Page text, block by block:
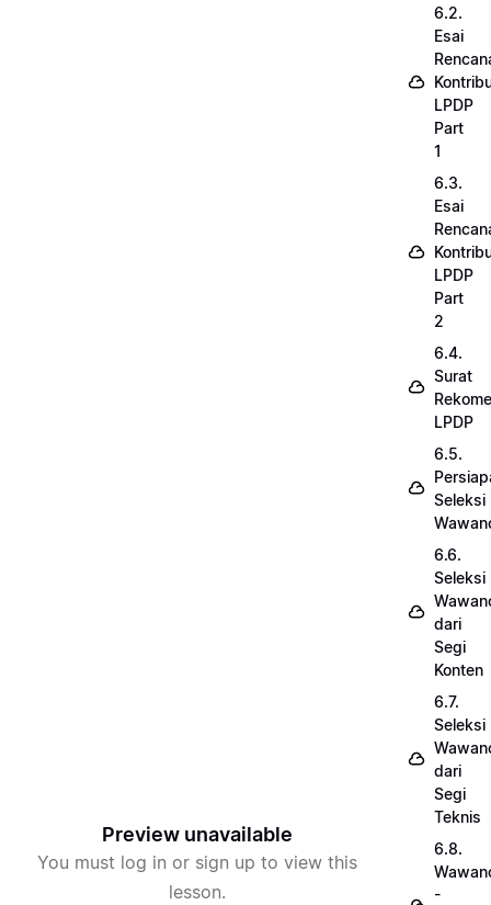
Preview unavailable
You must log in or sign up to view this
lesson.
6.2.
Esai
LPDP
Part
1
6.3.
Esai
LPDP
Part
2
6.4.
Surat
LPDP
6.5.
Seleksi
6.6.
Seleksi
dari
Segi
Konten
6.7.
Seleksi
dari
Segi
Teknis
6.8.
-